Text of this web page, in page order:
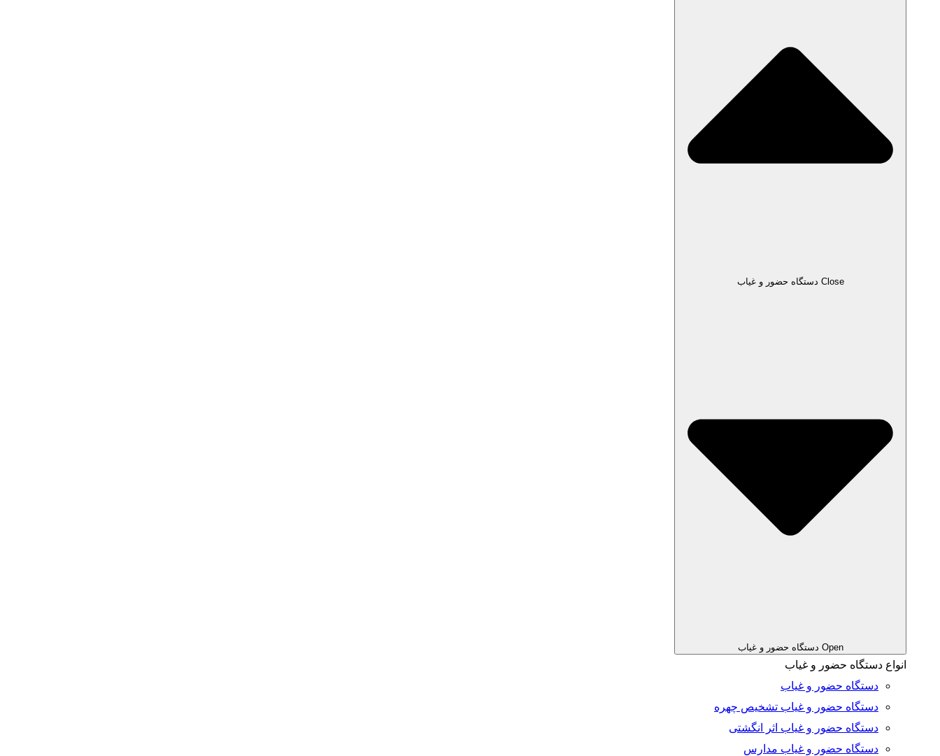
Close دستگاه حضور و غیاب
Open دستگاه حضور و غیاب
انواع دستگاه حضور و غیاب
دستگاه حضور و غیاب
دستگاه حضور و غیاب تشخیص چهره
دستگاه حضور و غیاب اثر انگشتی
دستگاه حضور و غیاب مدارس